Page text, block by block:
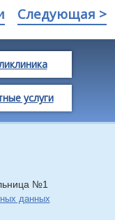
Следующая >
услуги
№1
данных